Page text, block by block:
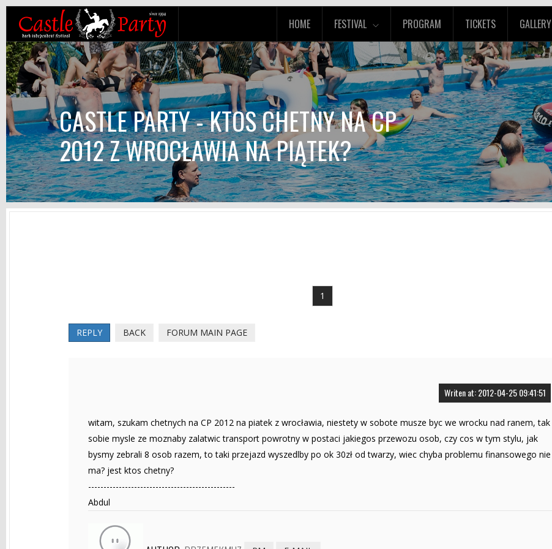
HOME FESTIVAL PROGRAM TICKETS GALLERY
CASTLE PARTY - KTOS CHETNY NA CP
2012 Z WROCŁAWIA NA PIĄTEK?
1
REPLY BACK FORUM MAIN PAGE
Writen at: 2012-04-25 09:41:51
witam, szukam chetnych na CP 2012 na piatek z wrocławia, niestety w sobote musze byc we wrocku nad ranem, tak
sobie mysle ze moznaby zalatwic transport powrotny w postaci jakiegos przewozu osob, czy cos w tym stylu, jak
bysmy zebrali 8 osob razem, to taki przejazd wyszedlby po ok 30zł od twarzy, wiec chyba problemu finansowego nie
ma? jest ktos chetny?
------------------------------------------------
Abdul